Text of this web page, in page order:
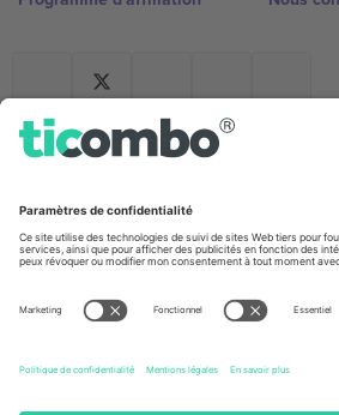
Ticombo France
Mimi Balkanska 132, 1540, Sofia,
Bulgaria
L'entité juridique du fournisseur de la
détails, consultez la page spécifique de